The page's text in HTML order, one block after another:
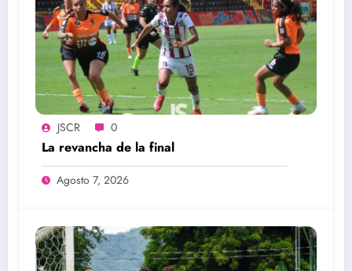
JSCR 0
La revancha de la final
Agosto 7, 2026